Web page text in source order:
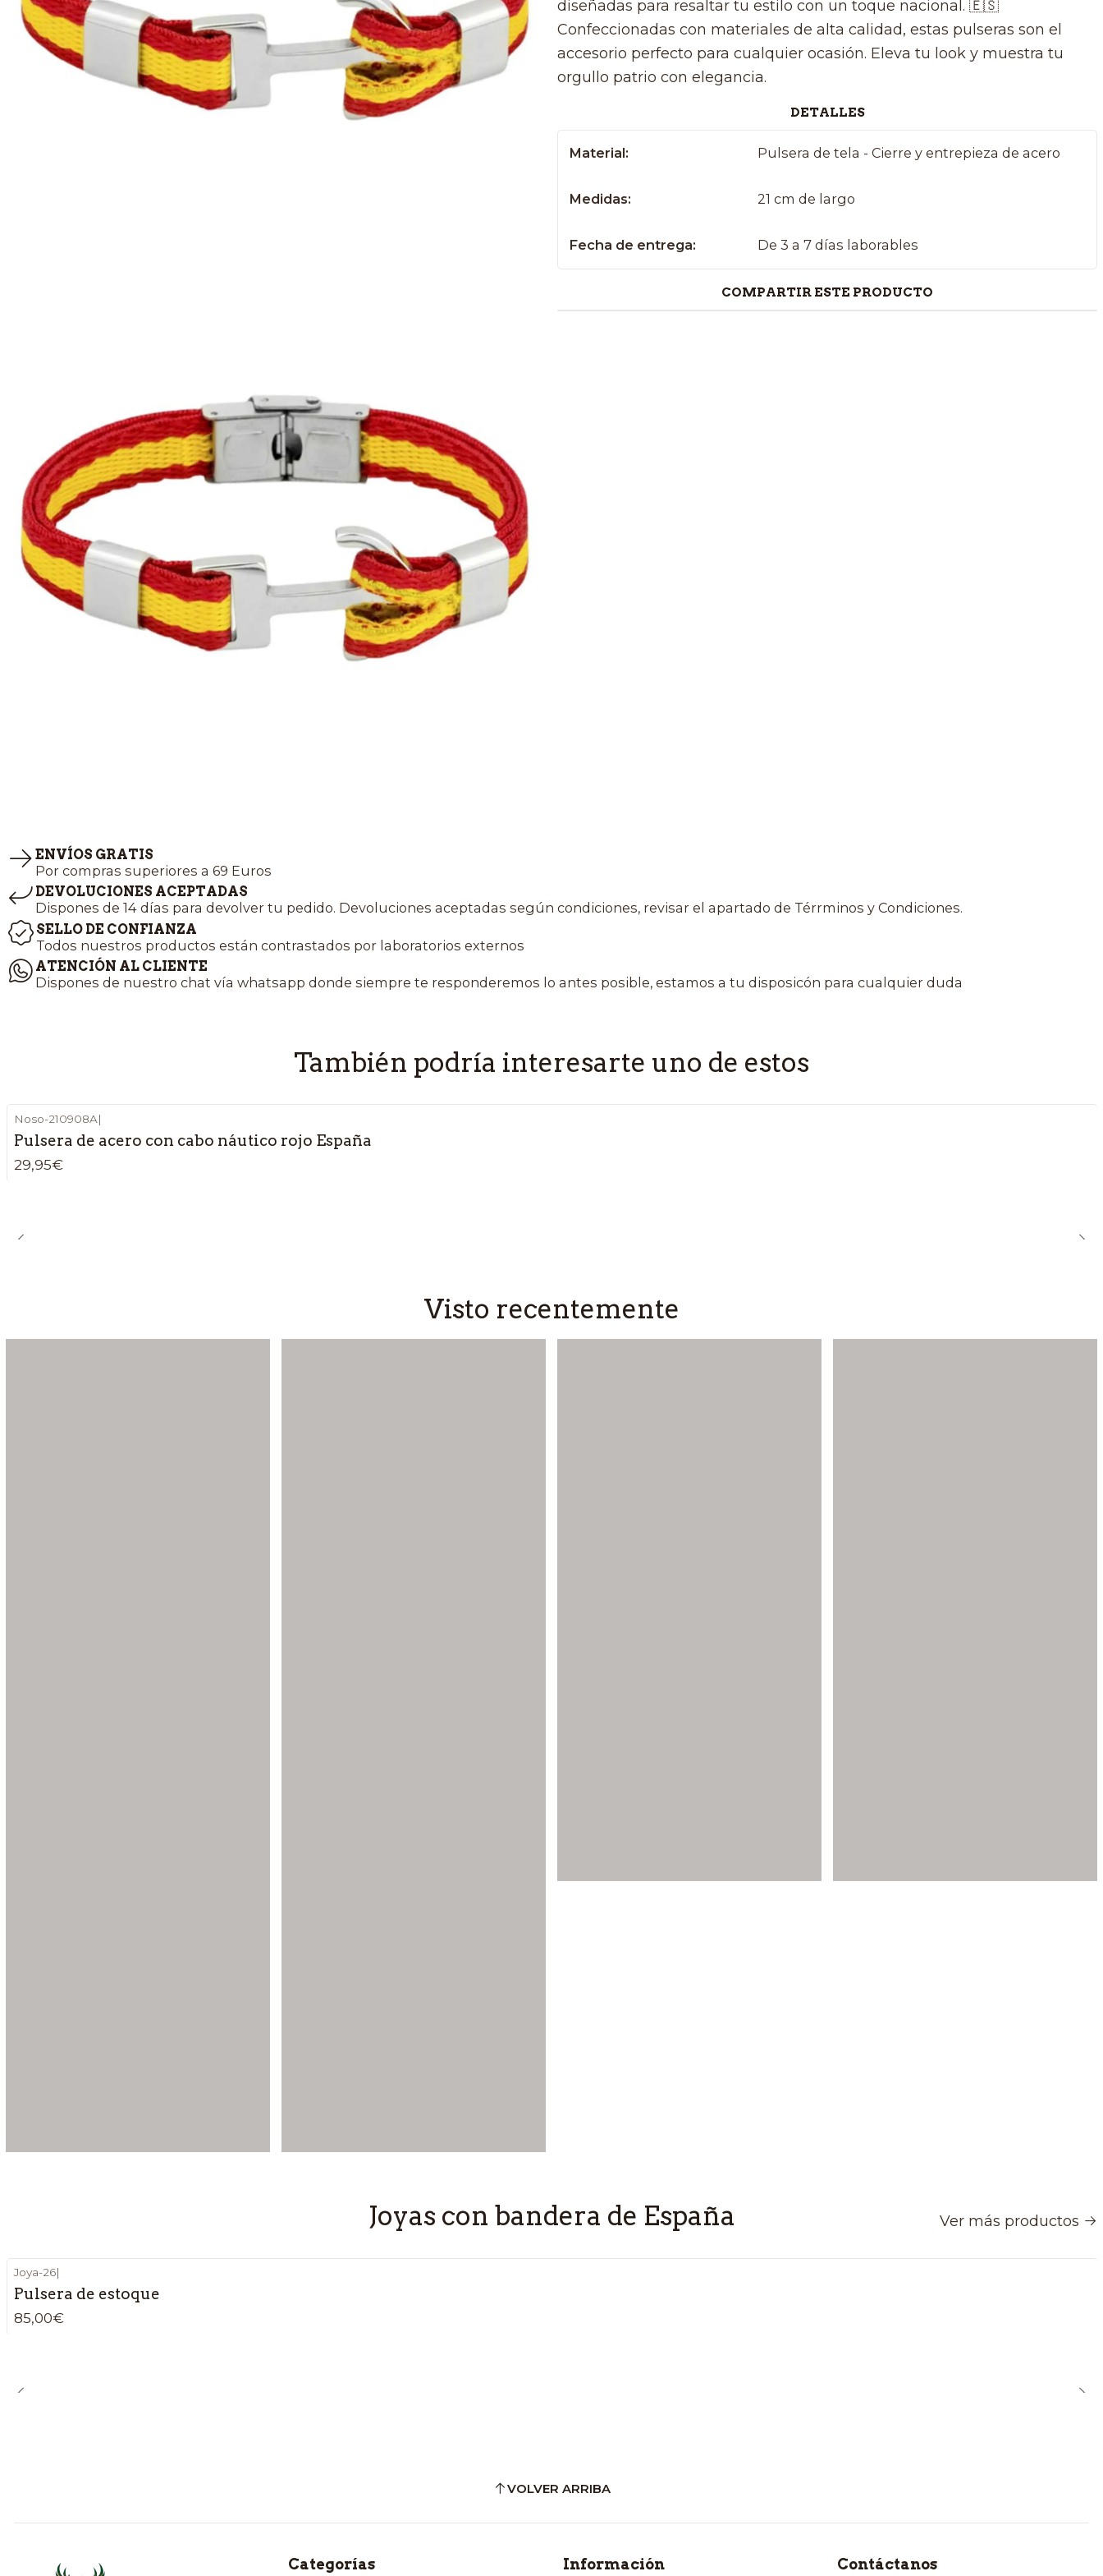
diseñadas para resaltar tu estilo con un toque nacional. 🇪🇸
Confeccionadas con materiales de alta calidad, estas pulseras son el
accesorio perfecto para cualquier ocasión. Eleva tu look y muestra tu
orgullo patrio con elegancia.
DETALLES
Material: Pulsera de tela - Cierre y entrepieza de acero
Medidas: 21 cm de largo
Fecha de entrega: De 3 a 7 días laborables
COMPARTIR ESTE PRODUCTO
ENVÍOS GRATIS
Por compras superiores a 69 Euros
DEVOLUCIONES ACEPTADAS
Dispones de 14 días para devolver tu pedido. Devoluciones aceptadas según condiciones, revisar el apartado de Térrminos y Condiciones.
SELLO DE CONFIANZA
Todos nuestros productos están contrastados por laboratorios externos
ATENCIÓN AL CLIENTE
Dispones de nuestro chat vía whatsapp donde siempre te responderemos lo antes posible, estamos a tu disposicón para cualquier duda
También podría interesarte uno de estos
Noso-210908A|
Pulsera de acero con cabo náutico rojo España
29,95€
Visto recentemente
Joyas con bandera de España Ver más productos
Joya-26|
Pulsera de estoque
85,00€
VOLVER ARRIBA
Categorías Información Contáctanos